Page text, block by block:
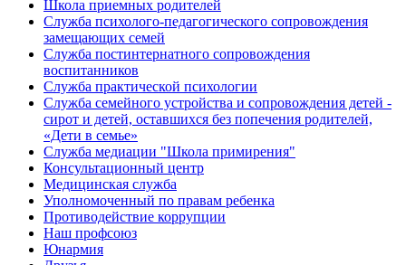
Школа приемных родителей
Служба психолого-педагогического сопровождения
замещающих семей
Cлужба постинтернатного сопровождения
воспитанников
Служба практической психологии
Служба семейного устройства и сопровождения детей -
сирот и детей, оставшихся без попечения родителей,
«Дети в семье»
Служба медиации "Школа примирения"
Консультационный центр
Медицинская служба
Уполномоченный по правам ребенка
Противодействие коррупции
Наш профсоюз
Юнармия